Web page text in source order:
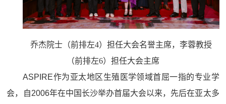
乔杰院士（前排左4）担任大会名誉主席，李蓉教授
（前排左6）担任大会主席
ASPIRE作为亚太地区生殖医学领域首屈一指的专业学
会，自2006年在中国长沙举办首届大会以来，先后在亚太多